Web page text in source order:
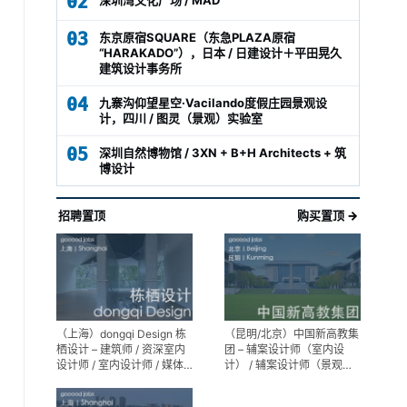
03
东京原宿SQUARE（东急PLAZA原宿
“HARAKADO”），日本 / 日建设计＋平田晃久
建筑设计事务所
04
九寨沟仰望星空·Vacilando度假庄园景观设
计，四川 / 图灵（景观）实验室
05
深圳自然博物馆 / 3XN + B+H Architects + 筑
博设计
招聘置顶 购买置顶 →
（上海）dongqi Design 栋
栖设计 – 建筑师 / 资深室内
设计师 / 室内设计师 / 媒体
生（常年招聘）
（昆明/北京）中国新高教集
团 – 辅案设计师（室内设
计） / 辅案设计师（景观设